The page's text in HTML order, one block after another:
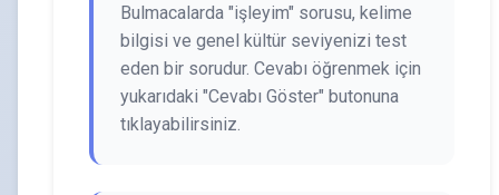
Bulmacalarda "işleyim" sorusu, kelime
bilgisi ve genel kültür seviyenizi test
eden bir sorudur. Cevabı öğrenmek için
yukarıdaki "Cevabı Göster" butonuna
tıklayabilirsiniz.